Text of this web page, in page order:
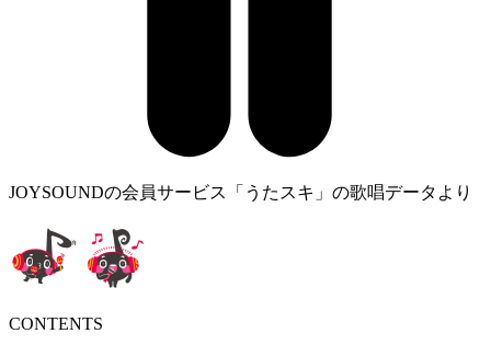
JOYSOUNDの会員サービス「うたスキ」の歌唱データより
CONTENTS